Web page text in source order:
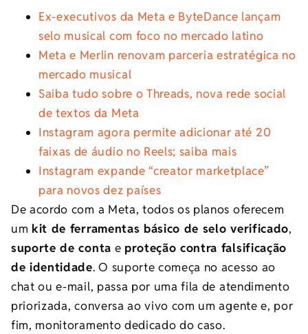
Ex-executivos da Meta e ByteDance lançam
selo musical com foco no mercado latino
Meta e Merlin renovam parceria estratégica no
mercado musical
Saiba tudo sobre o Threads, nova rede social
de textos da Meta
Instagram agora permite adicionar até 20
faixas de áudio no Reels; saiba mais
Instagram expande “creator marketplace”
para novos dez países
De acordo com a Meta, todos os planos oferecem
um kit de ferramentas básico de selo verificado,
suporte de conta e proteção contra falsificação
de identidade. O suporte começa no acesso ao
chat ou e-mail, passa por uma fila de atendimento
priorizada, conversa ao vivo com um agente e, por
fim, monitoramento dedicado do caso.